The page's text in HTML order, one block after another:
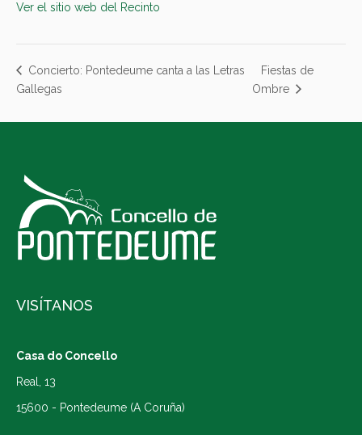
Ver el sitio web del Recinto
Concierto: Pontedeume canta a las Letras
Gallegas
Fiestas de
Ombre
VISÍTANOS
Casa do Concello
Real, 13
15600 - Pontedeume (A Coruña)